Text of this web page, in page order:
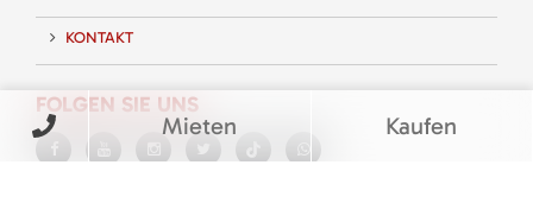
KONTAKT
FOLGEN SIE UNS
Mieten Kaufen